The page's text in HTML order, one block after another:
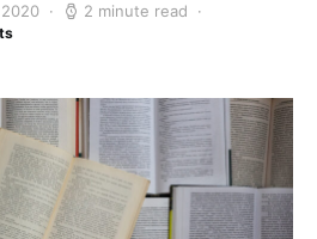
2 minute read